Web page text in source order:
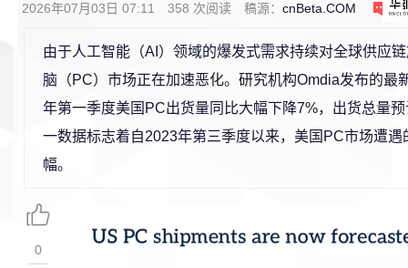
2026年07月03日 07:11 358 次阅读 稿源： cnBeta.COM 0
由于人工智能（AI）领域的爆发式需求持续对全球供应
脑（PC）市场正在加速恶化。研究机构Omdia发布的最
年第一季度美国PC出货量同比大幅下降7%，出货总量
一数据标志着自2023年第三季度以来，美国PC市场遭遇
幅。
0